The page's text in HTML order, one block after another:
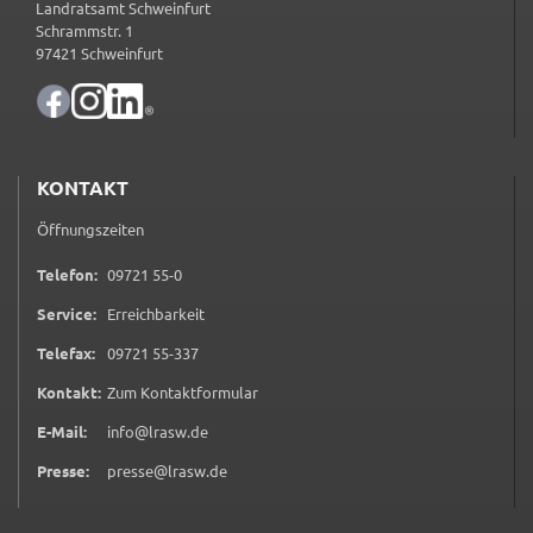
Landratsamt Schweinfurt
Schrammstr. 1
97421 Schweinfurt
KONTAKT
Öffnungszeiten
Telefon: 09721 55-00 9 7 2 1 5 5 0
Service: Erreichbarkeit
Telefax: 09721 55-3370 9 7 2 1 5 5 3 3 7
Kontakt: Zum Kontaktformular(öffnet in neuem Tab)
E-Mail:
info@lrasw.de
Presse:
presse@lrasw.de
Name:
Anbieter:
Zweck:
Session
EXTERNE MEDIEN
Daten bei Aktivierung dieser Auswahlaußerhalb
des Verantwortungsbereichs des Landratsamtes